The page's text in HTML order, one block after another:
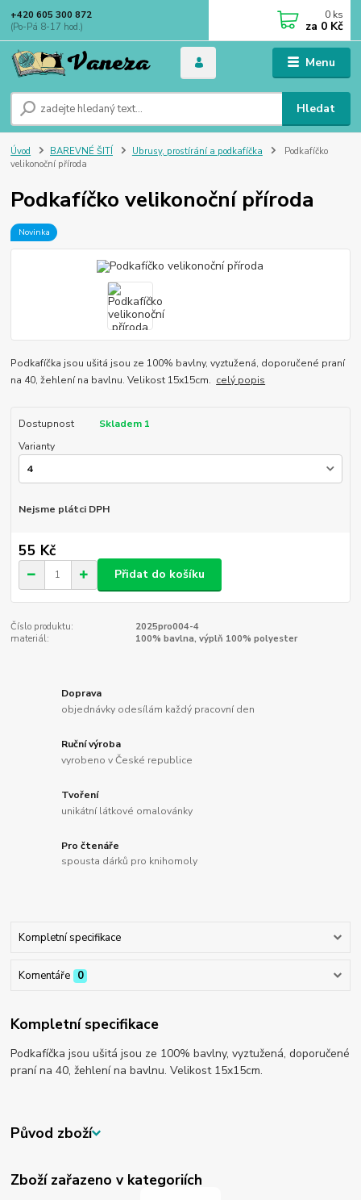
Menu
Hledat
+420 605 300 872
(Po-Pá 8-17 hod.)
0 ks
za 0 Kč
Úvod BAREVNÉ ŠITÍ Ubrusy, prostírání a podkafíčka
Podkafíčko
velikonoční příroda
Podkafíčko velikonoční příroda
Novinka
Podkafíčka jsou ušitá jsou ze 100% bavlny, vyztužená, doporučené praní
na 40, žehlení na bavlnu. Velikost 15x15cm. celý popis
Dostupnost
Skladem 1
Varianty
Nejsme plátci DPH
55 Kč
Přidat do košíku
Číslo produktu:
2025pro004-4
materiál:
100% bavlna, výplň 100% polyester
Doprava
objednávky odesílám každý pracovní den
Ruční výroba
vyrobeno v České republice
Tvoření
unikátní látkové omalovánky
Pro čtenáře
spousta dárků pro knihomoly
Kompletní specifikace
Komentáře 0
Kompletní specifikace
Podkafíčka jsou ušitá jsou ze 100% bavlny, vyztužená, doporučené
praní na 40, žehlení na bavlnu. Velikost 15x15cm.
Původ zboží
Zboží zařazeno v kategoriích